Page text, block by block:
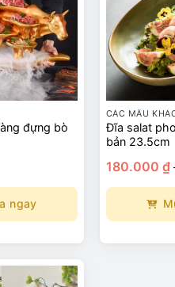
đựng bò
ngay
CÁC MẪU
Đĩa salat
bản 23.5cm
180.000 ₫
phẩm